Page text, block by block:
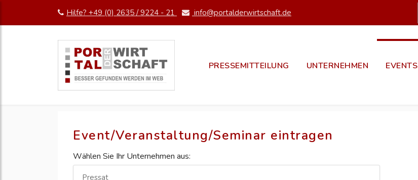
Hilfe? +49 (0) 2635 / 9224 - 21 info@portalderwirtschaft.de
PRESSEMITTEILUNG UNTERNEHMEN EVENTS
Event/Veranstaltung/Seminar eintragen
Wählen Sie Ihr Unternehmen aus: